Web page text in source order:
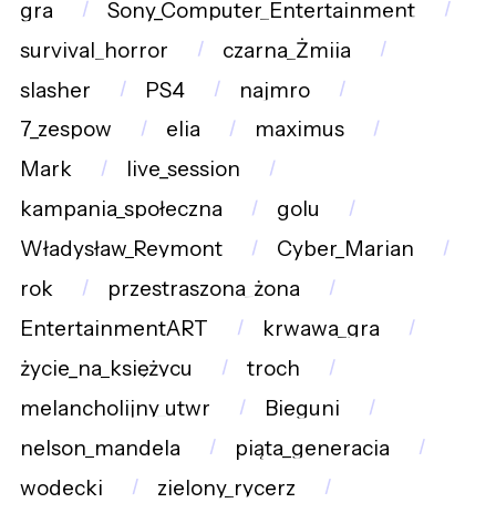
gra
Sony_Computer_Entertainment
survival_horror
czarna_Żmija
slasher
PS4
najmro
7_zespow
elia
maximus
Mark
live_session
kampania_społeczna
golu
Władysław_Reymont
Cyber_Marian
rok
przestraszona_żona
EntertainmentART
krwawa_gra
życie_na_księżycu
troch
melancholijny_utwr
Bieguni
nelson_mandela
piąta_generacja
wodecki
zielony_rycerz